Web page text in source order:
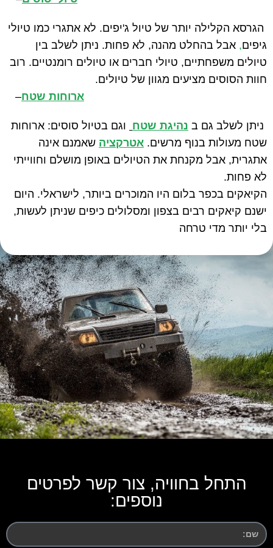
הגרסא הקלילה יותר של טיול ג'יפים. לא אתגרי כמו טיולי
גיפים, אבל בהחלט מהנה, לא פחות. ניתן לשלב בין
טיולים משפחתיים, טיולי חברים או טיולים רומנטיים. רוב
חוות הסוסים מציעים מגוון של טיולים.
ארוחות שטח–
ניתן לשלב גם ב נהיגת שטח וגם בטיול סוסים: ארוחות
שטח מעולות בנוף מרשים. אטרקציה שאמנם אינה
אתגרית, אבל מקנחת את הטיולים באופן מושלם וחווייתי
לא פחות.
הקיאקים בכפר בלום היו המוכרים ביותר, לישראלי. היום
ישנם קיאקים רבים בצפון ומסלולים כיפים שניתן לעשות,
בלי יותר מדי טרחה
התחל בחוויה, צור קשר לפרטים
נוספים: